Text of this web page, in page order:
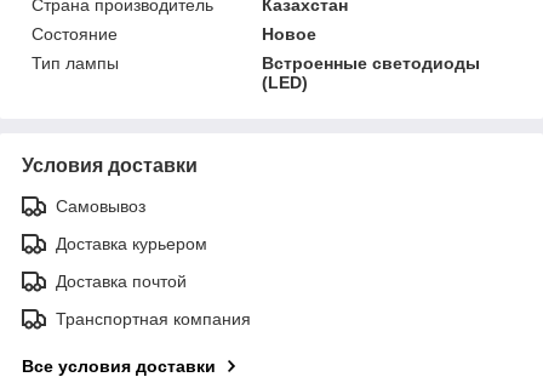
Страна производитель
Казахстан
Состояние
Новое
Тип лампы
Встроенные светодиоды
(LED)
Условия доставки
Самовывоз
Доставка курьером
Доставка почтой
Транспортная компания
Все условия доставки